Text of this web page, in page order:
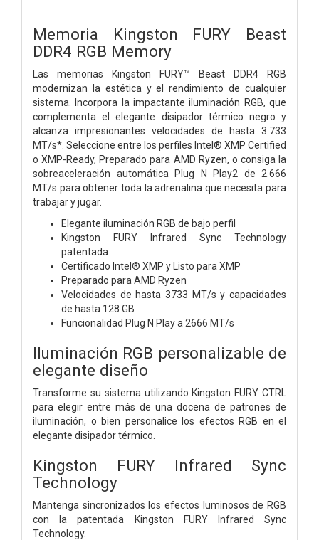
Memoria Kingston FURY Beast
DDR4 RGB Memory
Las memorias Kingston FURY™ Beast DDR4 RGB
modernizan la estética y el rendimiento de cualquier
sistema. Incorpora la impactante iluminación RGB, que
complementa el elegante disipador térmico negro y
alcanza impresionantes velocidades de hasta 3.733
MT/s*. Seleccione entre los perfiles Intel® XMP Certified
o XMP-Ready, Preparado para AMD Ryzen, o consiga la
sobreaceleración automática Plug N Play2 de 2.666
MT/s para obtener toda la adrenalina que necesita para
trabajar y jugar.
Elegante iluminación RGB de bajo perfil
Kingston FURY Infrared Sync Technology
patentada
Certificado Intel® XMP y Listo para XMP
Preparado para AMD Ryzen
Velocidades de hasta 3733 MT/s y capacidades
de hasta 128 GB
Funcionalidad Plug N Play a 2666 MT/s
Iluminación RGB personalizable de
elegante diseño
Transforme su sistema utilizando Kingston FURY CTRL
para elegir entre más de una docena de patrones de
iluminación, o bien personalice los efectos RGB en el
elegante disipador térmico.
Kingston FURY Infrared Sync
Technology
Mantenga sincronizados los efectos luminosos de RGB
con la patentada Kingston FURY Infrared Sync
Technology.